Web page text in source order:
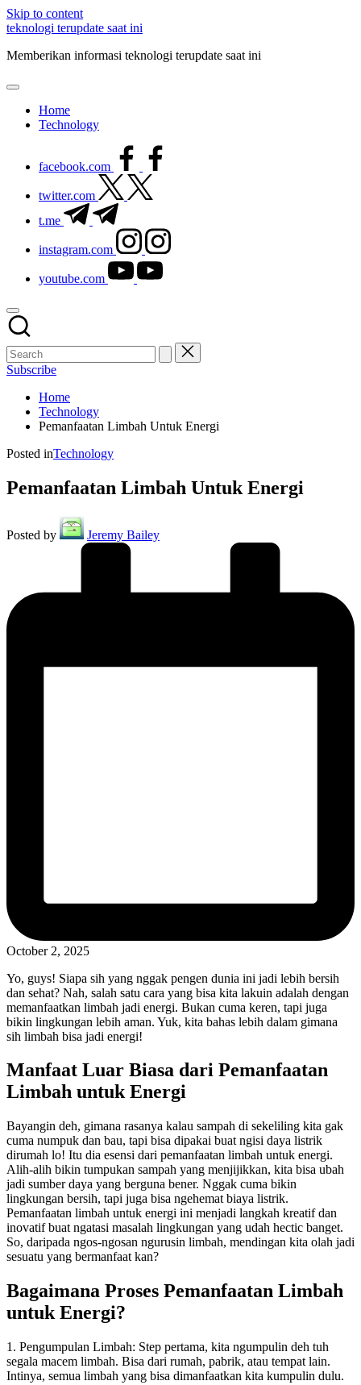
Skip to content
teknologi terupdate saat ini
Memberikan informasi teknologi terupdate saat ini
Home
Technology
facebook.com
twitter.com
t.me
instagram.com
youtube.com
Subscribe
Home
Technology
Pemanfaatan Limbah Untuk Energi
Posted inTechnology
Pemanfaatan Limbah Untuk Energi
Posted by Jeremy Bailey
October 2, 2025
Yo, guys! Siapa sih yang nggak pengen dunia ini jadi lebih bersih
dan sehat? Nah, salah satu cara yang bisa kita lakuin adalah dengan
memanfaatkan limbah jadi energi. Bukan cuma keren, tapi juga
bikin lingkungan lebih aman. Yuk, kita bahas lebih dalam gimana
sih limbah bisa jadi energi!
Manfaat Luar Biasa dari Pemanfaatan
Limbah untuk Energi
Bayangin deh, gimana rasanya kalau sampah di sekeliling kita gak
cuma numpuk dan bau, tapi bisa dipakai buat ngisi daya listrik
dirumah lo! Itu dia esensi dari pemanfaatan limbah untuk energi.
Alih-alih bikin tumpukan sampah yang menjijikkan, kita bisa ubah
jadi sumber daya yang berguna bener. Nggak cuma bikin
lingkungan bersih, tapi juga bisa ngehemat biaya listrik.
Pemanfaatan limbah untuk energi ini menjadi langkah kreatif dan
inovatif buat ngatasi masalah lingkungan yang udah hectic banget.
So, daripada ngos-ngosan ngurusin limbah, mendingan kita olah jadi
sesuatu yang bermanfaat kan?
Bagaimana Proses Pemanfaatan Limbah
untuk Energi?
1. Pengumpulan Limbah: Step pertama, kita ngumpulin deh tuh
segala macem limbah. Bisa dari rumah, pabrik, atau tempat lain.
Intinya, semua limbah yang bisa dimanfaatkan kita kumpulin dulu.